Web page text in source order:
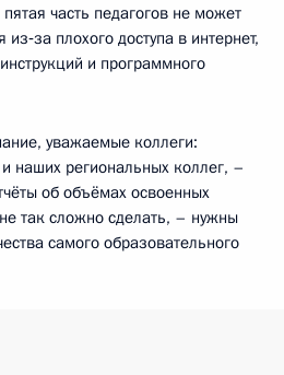
часть педагогов не может
плохого доступа в интернет,
и программного
уважаемые коллеги:
наших региональных коллег, –
об объёмах освоенных
так сложно сделать, – нужны
самого образовательного